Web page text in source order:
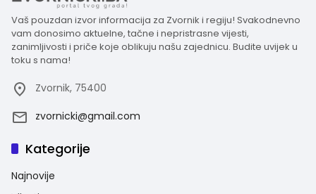
Vaš pouzdan izvor informacija za Zvornik i regiju! Svakodnevno
vam donosimo aktuelne, tačne i nepristrasne vijesti,
zanimljivosti i priče koje oblikuju našu zajednicu. Budite uvijek u
toku s nama!
Zvornik, 75400
zvornicki@gmail.com
Kategorije
Najnovije